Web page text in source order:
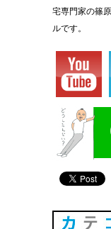
宅専門家の篠
ルです。